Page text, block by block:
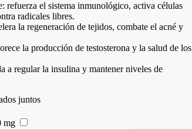
refuerza el sistema inmunológico, activa células
radicales libres.
la regeneración de tejidos, combate el acné y
la producción de testosterona y la salud de los
a regular la insulina y mantener niveles de
juntos
mg